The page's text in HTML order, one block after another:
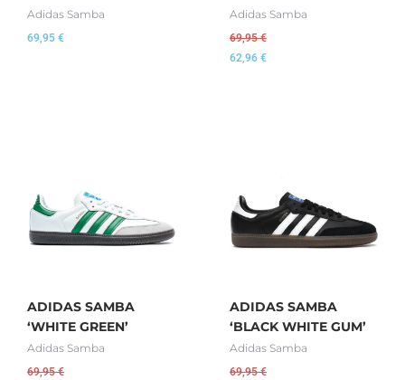
Adidas Samba
69,95 €
Adidas Samba
69,95€
62,96 €
ADIDAS SAMBA
‘WHITE GREEN’
Adidas Samba
69,95€
ADIDAS SAMBA
‘BLACK WHITE GUM’
Adidas Samba
69,95€